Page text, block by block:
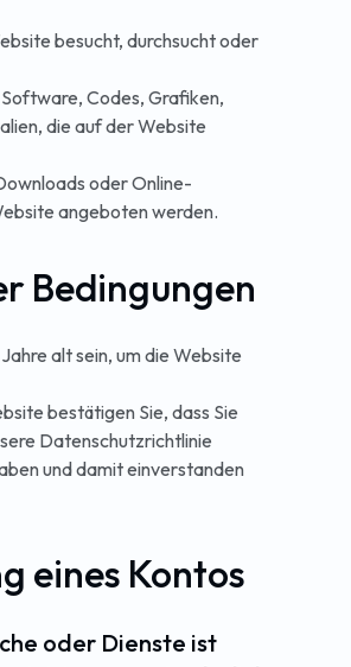
besucht, durchsucht oder
Codes, Grafiken,
die auf der Website
oder Online-
angeboten werden.
Bedingungen
alt sein, um die Website
bestätigen Sie, dass Sie
Datenschutzrichtlinie
und damit einverstanden
eines Kontos
oder Dienste ist